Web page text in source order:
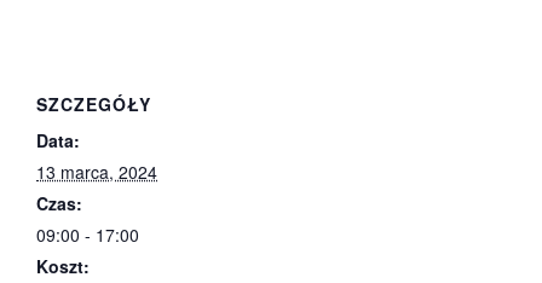
SZCZEGÓŁY
Data:
13 marca, 2024
Czas:
09:00 - 17:00
Koszt: